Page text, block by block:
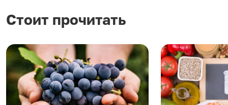
Стоит прочитать